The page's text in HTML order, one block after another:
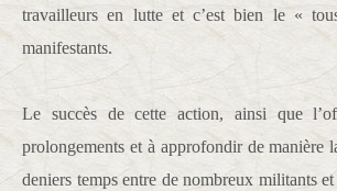
travailleurs en lutte et c’est bien le «
manifestants.
Le succès de cette action, ainsi que
prolongements et à approfondir de manière
deniers temps entre de nombreux militants